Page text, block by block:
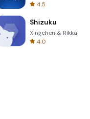
4.5
Shizuku
Xingchen & Rikka
4.0